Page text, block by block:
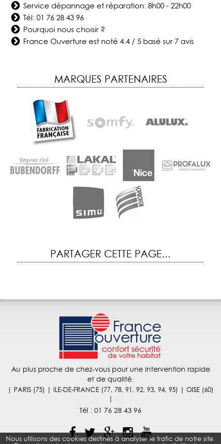
Service dépannage et réparation: 8h00 - 22h00
Tél:01 76 28 43 96
Pourquoi nous choisir ?
France Ouverture est noté4.4 /5 basé sur 7avis
MARQUES PARTENAIRES
PARTAGER CETTE PAGE...
Au plus proche de chez-vous pour une intervention rapide
et de qualité.
| PARIS (75) | ILE-DE-FRANCE (77, 78, 91, 92, 93, 94, 95) | OISE (60)
|
Tél : 01 76 28 43 96
Nous utilisons des cookies destinés à analyser le trafic de notre site.